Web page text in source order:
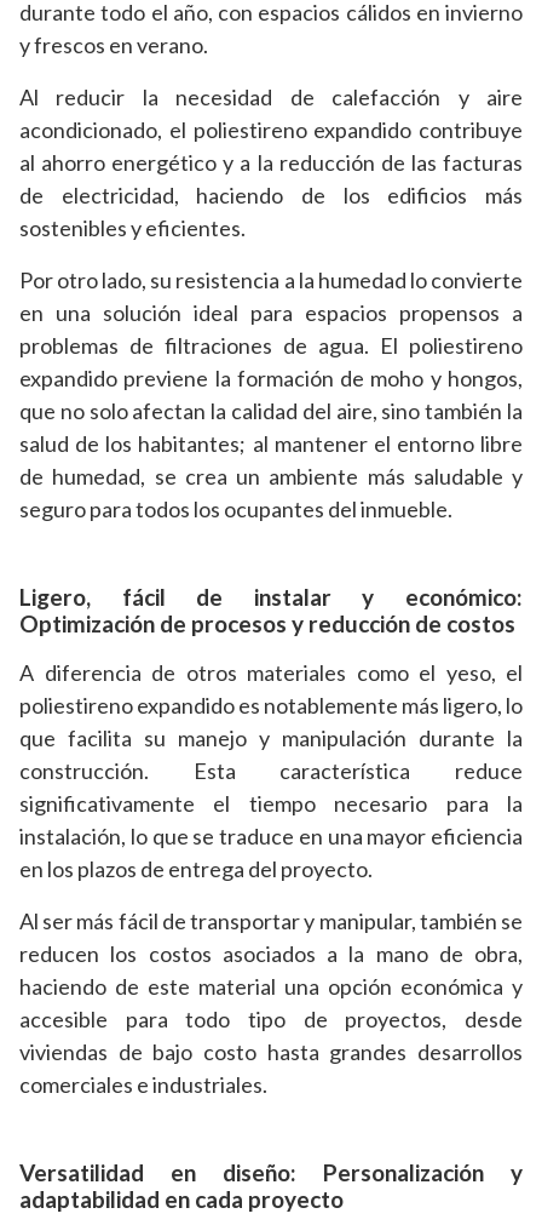
durante todo el año, con espacios cálidos en invierno
y frescos en verano.
Al reducir la necesidad de calefacción y aire
acondicionado, el poliestireno expandido contribuye
al ahorro energético y a la reducción de las facturas
de electricidad, haciendo de los edificios más
sostenibles y eficientes.
Por otro lado, su resistencia a la humedad lo convierte
en una solución ideal para espacios propensos a
problemas de filtraciones de agua. El poliestireno
expandido previene la formación de moho y hongos,
que no solo afectan la calidad del aire, sino también la
salud de los habitantes; al mantener el entorno libre
de humedad, se crea un ambiente más saludable y
seguro para todos los ocupantes del inmueble.
Ligero, fácil de instalar y económico:
Optimización de procesos y reducción de costos
A diferencia de otros materiales como el yeso, el
poliestireno expandido es notablemente más ligero, lo
que facilita su manejo y manipulación durante la
construcción. Esta característica reduce
significativamente el tiempo necesario para la
instalación, lo que se traduce en una mayor eficiencia
en los plazos de entrega del proyecto.
Al ser más fácil de transportar y manipular, también se
reducen los costos asociados a la mano de obra,
haciendo de este material una opción económica y
accesible para todo tipo de proyectos, desde
viviendas de bajo costo hasta grandes desarrollos
comerciales e industriales.
Versatilidad en diseño: Personalización y
adaptabilidad en cada proyecto